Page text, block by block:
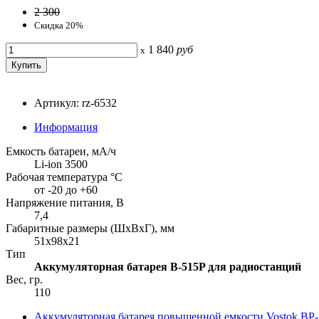
2 300
Скидка 20%
x 1 840 руб
Артикул: rz-6532
Информация
Емкость батареи, мА/ч
Li-ion 3500
Рабочая температура °С
от -20 до +60
Напряжение питания, В
7,4
Габаритные размеры (ШхВхГ), мм
51x98x21
Тип
Аккумуляторная батарея B-515P для радиостанций
Вес, гр.
110
Аккумуляторная батарея повышенной емкости Vostok